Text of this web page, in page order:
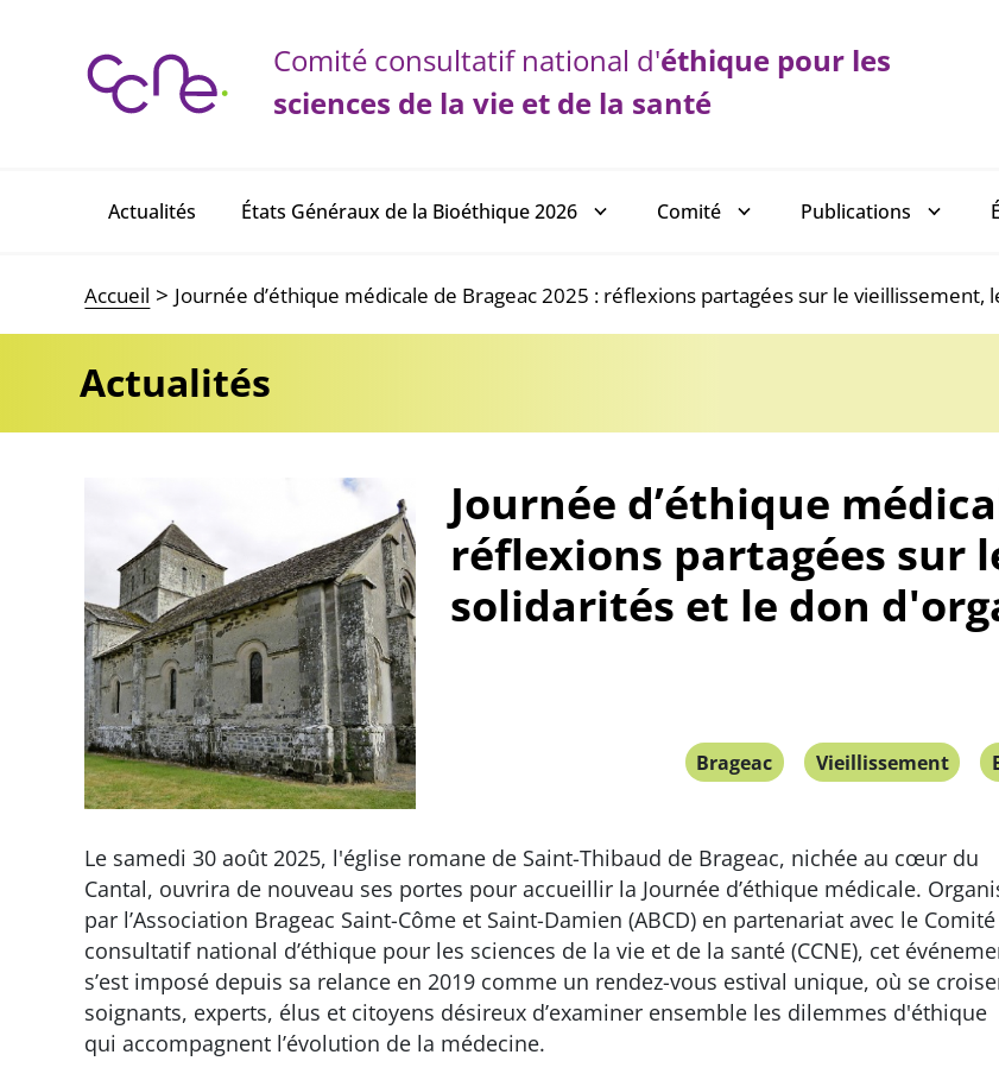
Comité consultatif national d'éthique pour les
sciences de la vie et de la santé
Main navigation
Actualités États Généraux de la Bioéthique 2026 Comité Publications
Accueil Journée d’éthique médicale de Brageac 2025 : réflexions partagées sur le
Actualités
Journée d’éthique
réflexions partagées sur
solidarités et le don
Brageac Vieillissement
Le samedi 30 août 2025, l'église romane de Saint-Thibaud de Brageac, nichée au cœur du
Cantal, ouvrira de nouveau ses portes pour accueillir la Journée d’éthique médicale.
par l’Association Brageac Saint-Côme et Saint-Damien (ABCD) en partenariat avec le Comité
consultatif national d’éthique pour les sciences de la vie et de la santé (CCNE), cet
s’est imposé depuis sa relance en 2019 comme un rendez-vous estival unique, où se
soignants, experts, élus et citoyens désireux d’examiner ensemble les dilemmes d'éthique
qui accompagnent l’évolution de la médecine.